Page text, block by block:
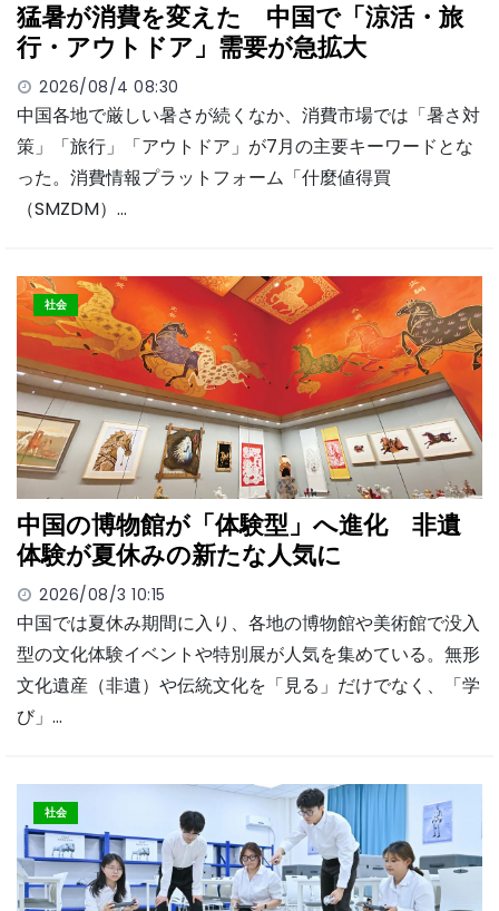
猛暑が消費を変えた 中国で「涼活・旅
行・アウトドア」需要が急拡大
2026/08/4 08:30
中国各地で厳しい暑さが続くなか、消費市場では「暑さ対
策」「旅行」「アウトドア」が7月の主要キーワードとな
った。消費情報プラットフォーム「什麼値得買
（SMZDM）…
社会
中国の博物館が「体験型」へ進化 非遺
体験が夏休みの新たな人気に
2026/08/3 10:15
中国では夏休み期間に入り、各地の博物館や美術館で没入
型の文化体験イベントや特別展が人気を集めている。無形
文化遺産（非遺）や伝統文化を「見る」だけでなく、「学
び」…
社会